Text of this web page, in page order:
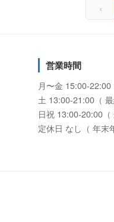
‹
営業時間
月〜金 15:00-22:00
土 13:00-21:00（ 最
日祝 13:00-20:00（
定休日 なし（ 年末